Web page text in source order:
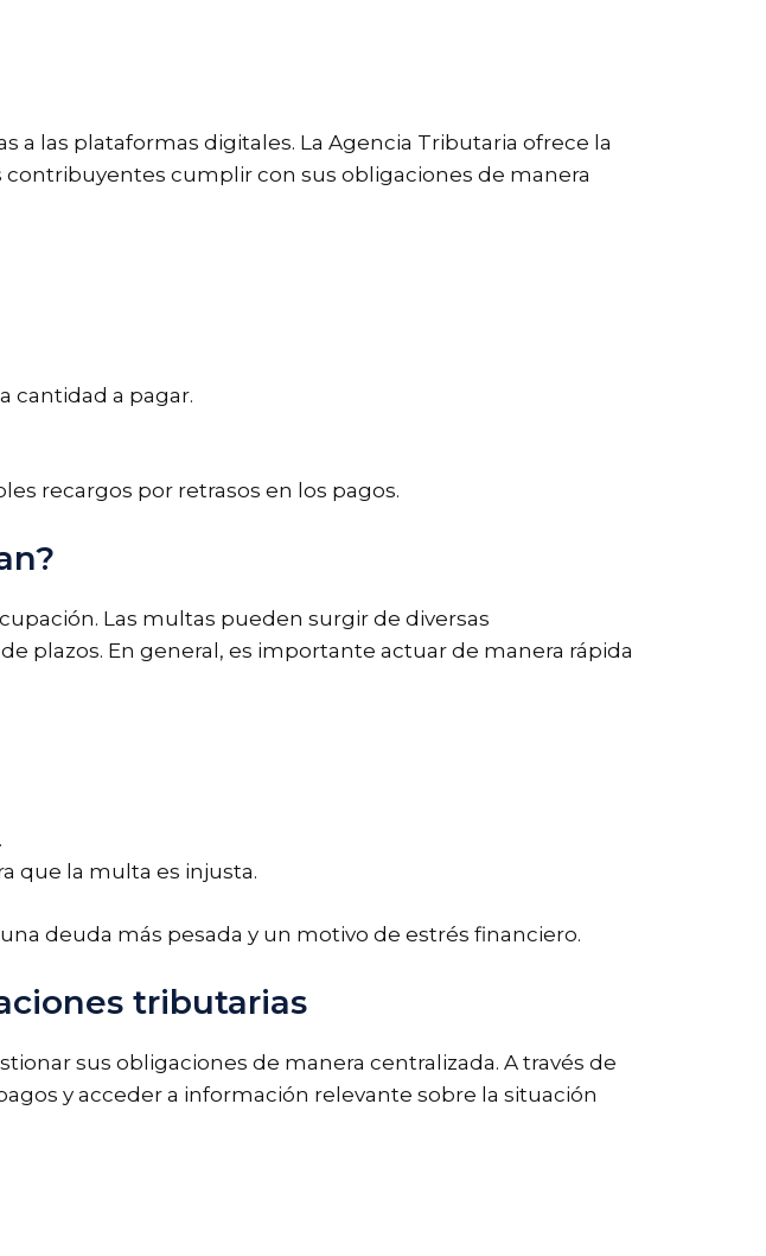
a las plataformas digitales. La Agencia Tributaria ofrece la
cumplir con sus obligaciones de manera
cantidad a pagar.
recargos por retrasos en los pagos.
Las multas pueden surgir de diversas
plazos. En general, es importante actuar de manera rápida
que la multa es injusta.
deuda más pesada y un motivo de estrés financiero.
tributarias
sus obligaciones de manera centralizada. A través de
y acceder a información relevante sobre la situación